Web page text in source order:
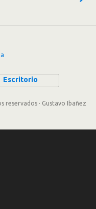
Escritorio
reservados · Gustavo Ibañez